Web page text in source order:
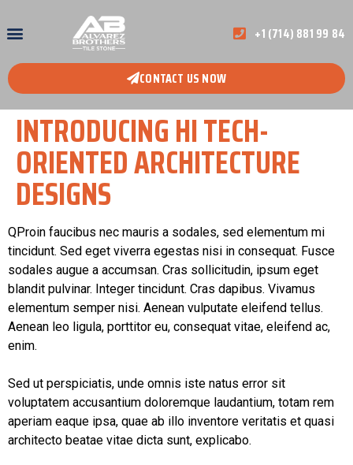
+1 (714) 881 99 84
CONTACT US NOW
INTRODUCING HI TECH-
ORIENTED ARCHITECTURE
DESIGNS
QProin faucibus nec mauris a sodales, sed elementum mi
tincidunt. Sed eget viverra egestas nisi in consequat. Fusce
sodales augue a accumsan. Cras sollicitudin, ipsum eget
blandit pulvinar. Integer tincidunt. Cras dapibus. Vivamus
elementum semper nisi. Aenean vulputate eleifend tellus.
Aenean leo ligula, porttitor eu, consequat vitae, eleifend ac,
enim.
Sed ut perspiciatis, unde omnis iste natus error sit
voluptatem accusantium doloremque laudantium, totam rem
aperiam eaque ipsa, quae ab illo inventore veritatis et quasi
architecto beatae vitae dicta sunt, explicabo.